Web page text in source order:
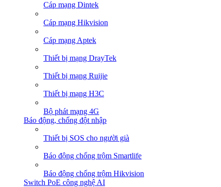
Cáp mạng Dintek
Cáp mạng Hikvision
Cáp mạng Aptek
Thiết bị mạng DrayTek
Thiết bị mạng Ruijie
Thiết bị mạng H3C
Bộ phát mạng 4G
Báo động, chống đột nhập
Thiết bị SOS cho người già
Báo động chống trộm Smartlife
Báo động chống trộm Hikvision
Switch PoE công nghệ AI